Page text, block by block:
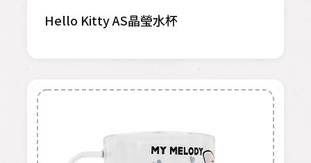
Hello Kitty AS晶瑩水杯